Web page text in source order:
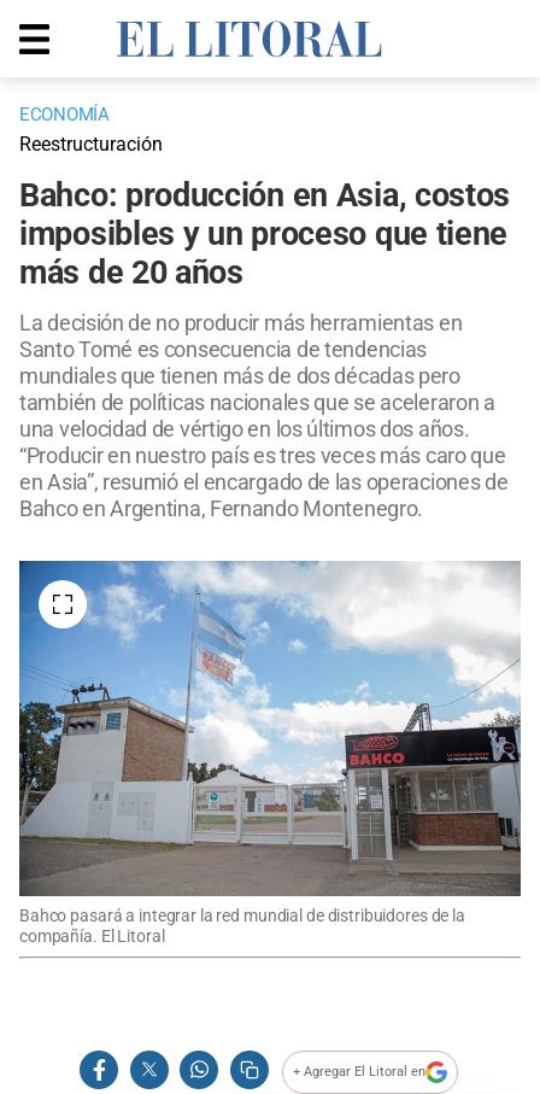
ECONOMÍA
Reestructuración
Bahco: producción en Asia, costos
imposibles y un proceso que tiene
más de 20 años
La decisión de no producir más herramientas en
Santo Tomé es consecuencia de tendencias
mundiales que tienen más de dos décadas pero
también de políticas nacionales que se aceleraron a
una velocidad de vértigo en los últimos dos años.
“Producir en nuestro país es tres veces más caro que
en Asia”, resumió el encargado de las operaciones de
Bahco en Argentina, Fernando Montenegro.
Bahco pasará a integrar la red mundial de distribuidores de la
compañía. El Litoral
+ Agregar El Litoral en